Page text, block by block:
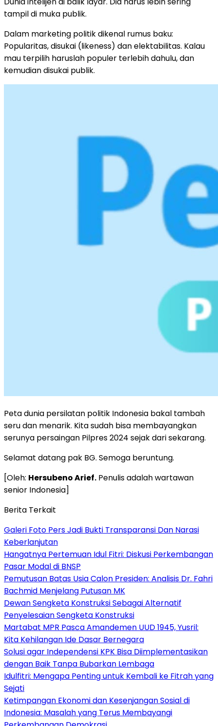
tampil di muka publik.
Dalam marketing politik dikenal rumus baku:
Popularitas, disukai (likeness) dan elektabilitas. Kalau
mau terpilih haruslah populer terlebih dahulu, dan
kemudian disukai publik.
Peta dunia persilatan politik Indonesia bakal tambah
seru dan menarik. Kita sudah bisa membayangkan
serunya persaingan Pilpres 2024 sejak dari sekarang.
Selamat datang pak BG. Semoga beruntung.
[Oleh: Hersubeno Arief. Penulis adalah wartawan
senior Indonesia]
Berita Terkait
Galeri Foto Pers Jadi Bukti Transparansi Dan Narasi
Keberlanjutan
Hangatnya Pertemuan Idul Fitri: Diskusi Perkembangan
Pasar Modal di BNSP
Pemutusan Batas Usia Calon Presiden: Analisis Dr. Fahri
Bachmid Menjelang Putusan MK
Dewan Sengketa Konstruksi Sebagai Alternatif
Penyelesaian Sengketa Konstruksi
Martabat MPR Pasca Amandemen UUD 1945, Yusril:
Kita Kehilangan Ide Dasar Bernegara
Solusi agar Independensi KPK Bisa Diimplementasikan
dengan Baik Tanpa Bubarkan Lembaga
Idulfitri: Mengapa Penting untuk Kembali ke Fitrah yang
Sejati
Ketimpangan Ekonomi dan Kesenjangan Sosial di
Indonesia: Masalah yang Terus Membayangi